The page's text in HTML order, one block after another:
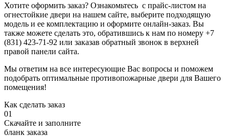
Хотите оформить заказ? Ознакомьтесь с прайс-листом на
огнестойкие двери на нашем сайте, выберите подходящую
модель и ее комплектацию и оформите онлайн-заказ. Вы
также можете сделать это, обратившись к нам по номеру +7
(831) 423-71-92 или заказав обратный звонок в верхней
правой панели сайта.
Мы ответим на все интересующие Вас вопросы и поможем
подобрать оптимальные противопожарные двери для Вашего
помещения!
Как сделать заказ
01
Скачайте и заполните
бланк заказа